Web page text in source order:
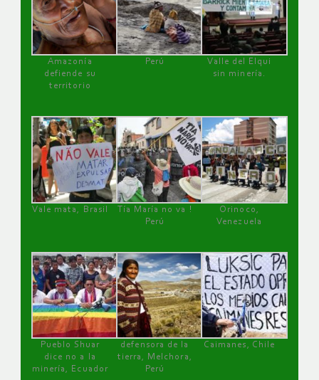
Amazonía
defiende su
territorio
Perú
Valle del Elqui
sin minería.
Vale mata, Brasil
Tía María no va !
Perú
Orinoco,
Venezuela
Pueblo Shuar
dice no a la
minería, Ecuador
defensora de la
tierra, Melchora,
Perú
Caimanes, Chile